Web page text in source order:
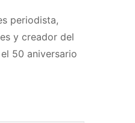
periodista,
y creador del
50 aniversario